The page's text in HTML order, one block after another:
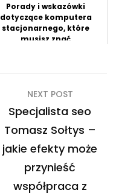
Porady i wskazówki
dotyczące komputera
stacjonarnego, które
musisz znać
NEXT POST
Specjalista seo
Tomasz Sołtys –
jakie efekty może
przynieść
współpraca z